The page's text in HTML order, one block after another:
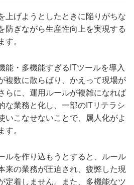
上げようとしたときに陥りがちな
防ぎながら生産性向上を実現する
す。
能・多機能すぎるITツールを導入
複数に散らばり、かえって現場が
らに、運用ルールが複雑になれば
な業務と化し、一部のITリテラシ
いこなせないことで、属人化がよ
す。
ルを作り込もうとすると、ルール
来の業務が圧迫され、疲弊した現
定着しません。また、多機能なツ